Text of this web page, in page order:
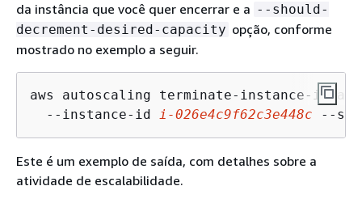
da instância que você quer encerrar e a --should-
decrement-desired-capacity opção, conforme
mostrado no exemplo a seguir.
aws autoscaling terminate-instance-in-
  --instance-id
i-026e4c9f62c3e448c --
Este é um exemplo de saída, com detalhes sobre a
atividade de escalabilidade.